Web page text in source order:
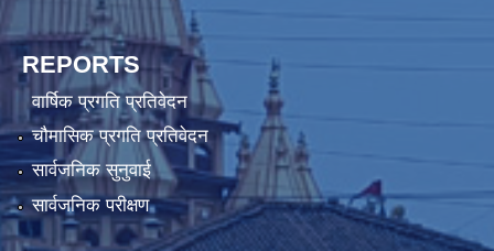
REPORTS
वार्षिक प्रगति प्रतिवेदन
चौमासिक प्रगति प्रतिवेदन
सार्वजनिक सुनुवाई
सार्वजनिक परीक्षण